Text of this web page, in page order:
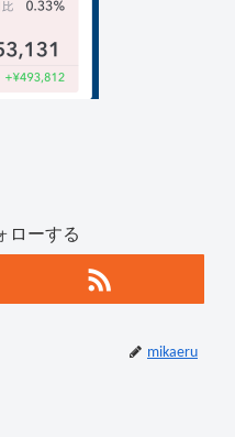
ローする
mikaeru